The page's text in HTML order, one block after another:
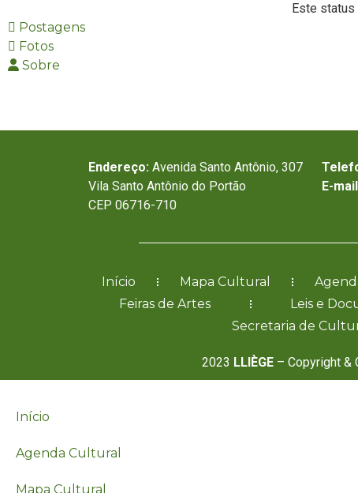
Este status
Postagens
Fotos
Sobre
Endereço: Avenida Santo Antônio, 307
Vila Santo Antônio do Portão
CEP 06716-710
E-
Início Mapa Cultural
Feiras de Artes
Leis e
Secretaria de
2023 LLIÈGE – Copyright &
Início
Agenda Cultural
Mapa Cultural